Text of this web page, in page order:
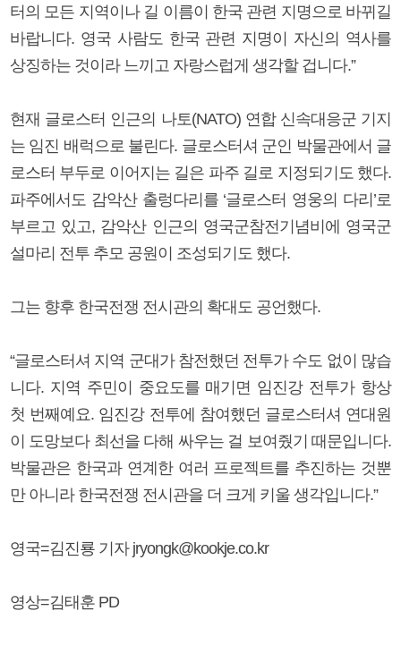
터의 모든 지역이나 길 이름이 한국 관련 지명으로 바뀌길
바랍니다. 영국 사람도 한국 관련 지명이 자신의 역사를
상징하는 것이라 느끼고 자랑스럽게 생각할 겁니다.”
현재 글로스터 인근의 나토(NATO) 연합 신속대응군 기지
는 임진 배럭으로 불린다. 글로스터셔 군인 박물관에서 글
로스터 부두로 이어지는 길은 파주 길로 지정되기도 했다.
파주에서도 감악산 출렁다리를 ‘글로스터 영웅의 다리’로
부르고 있고, 감악산 인근의 영국군참전기념비에 영국군
설마리 전투 추모 공원이 조성되기도 했다.
그는 향후 한국전쟁 전시관의 확대도 공언했다.
“글로스터셔 지역 군대가 참전했던 전투가 수도 없이 많습
니다. 지역 주민이 중요도를 매기면 임진강 전투가 항상
첫 번째예요. 임진강 전투에 참여했던 글로스터셔 연대원
이 도망보다 최선을 다해 싸우는 걸 보여줬기 때문입니다.
박물관은 한국과 연계한 여러 프로젝트를 추진하는 것뿐
만 아니라 한국전쟁 전시관을 더 크게 키울 생각입니다.”
영국=김진룡 기자 jryongk@kookje.co.kr
영상=김태훈 PD